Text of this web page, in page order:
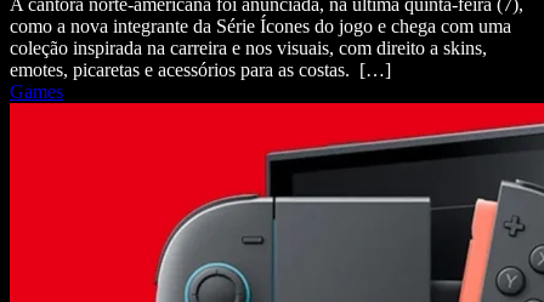
A cantora norte-americana foi anunciada, na última quinta-feira (7),
como a nova integrante da Série Ícones do jogo e chega com uma
coleção inspirada na carreira e nos visuais, com direito a skins,
emotes, picaretas e acessórios para as costas. […]
Games